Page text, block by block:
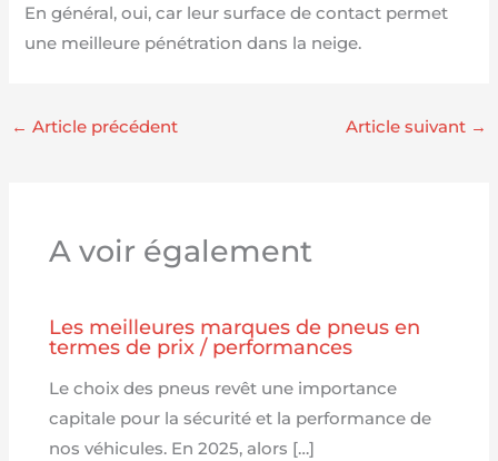
En général, oui, car leur surface de contact permet
une meilleure pénétration dans la neige.
← Article précédent Article suivant →
A voir également
Les meilleures marques de pneus en
termes de prix / performances
Le choix des pneus revêt une importance
capitale pour la sécurité et la performance de
nos véhicules. En 2025, alors […]